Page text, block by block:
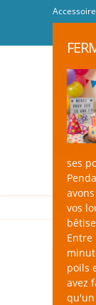
ses
vos
Entre
poils
avez
qu'un